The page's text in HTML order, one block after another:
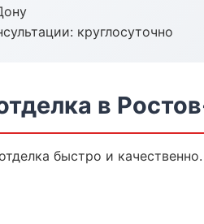
круглосуточно
в
быстро и